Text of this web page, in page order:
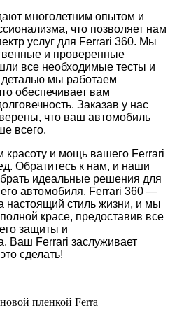
многолетним опытом и
что позволяет нам
услуг для Ferrari 360. Мы
и проверенные
все необходимые тесты и
мы работаем
обеспечивает вам
Заказав у нас
что ваш автомобиль
всего.
красоту и мощь вашего Ferrari
Обратитесь к нам, и наши
идеальные решения для
автомобиля. Ferrari 360 —
настоящий стиль жизни, и мы
красе, предоставив все
защиты и
Ваш Ferrari заслуживает
сделать!